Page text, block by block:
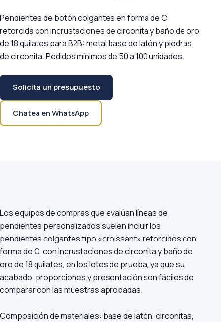
Pendientes de botón colgantes en forma de C
retorcida con incrustaciones de circonita y baño de oro
de 18 quilates para B2B: metal base de latón y piedras
de circonita. Pedidos mínimos de 50 a 100 unidades.
Solicita un presupuesto
Chatea en WhatsApp
Los equipos de compras que evalúan líneas de
pendientes personalizados suelen incluir los
pendientes colgantes tipo «croissant» retorcidos con
forma de C, con incrustaciones de circonita y baño de
oro de 18 quilates, en los lotes de prueba, ya que su
acabado, proporciones y presentación son fáciles de
comparar con las muestras aprobadas.
Composición de materiales: base de latón, circonitas,